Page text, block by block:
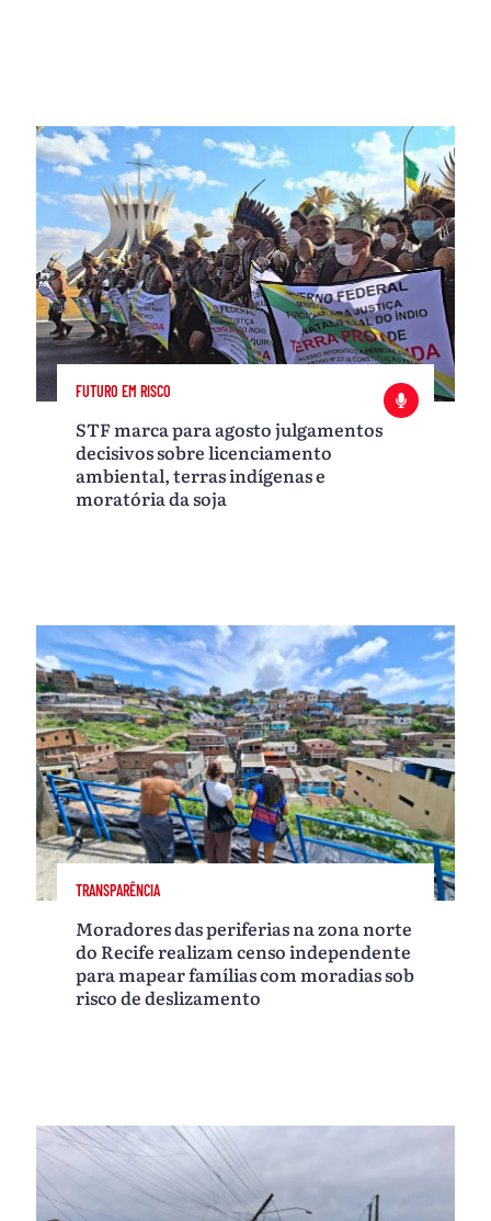
FUTURO EM RISCO
STF marca para agosto julgamentos
decisivos sobre licenciamento
ambiental, terras indígenas e
moratória da soja
TRANSPARÊNCIA
Moradores das periferias na zona norte
do Recife realizam censo independente
para mapear famílias com moradias sob
risco de deslizamento